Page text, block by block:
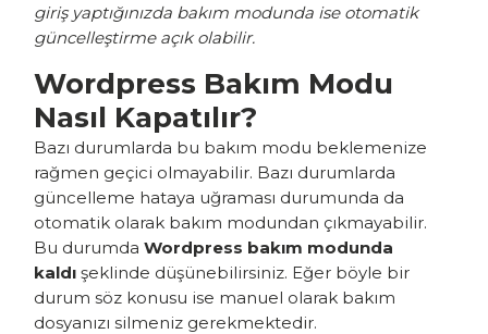
giriş yaptığınızda bakım modunda ise otomatik
güncelleştirme açık olabilir.
Wordpress Bakım Modu
Nasıl Kapatılır?
Bazı durumlarda bu bakım modu beklemenize
rağmen geçici olmayabilir. Bazı durumlarda
güncelleme hataya uğraması durumunda da
otomatik olarak bakım modundan çıkmayabilir.
Bu durumdaWordpress bakım modunda
kaldı şeklinde düşünebilirsiniz. Eğer böyle bir
durum söz konusu ise manuel olarak bakım
dosyanızı silmeniz gerekmektedir.